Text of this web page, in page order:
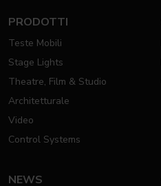
PRODOTTI
Teste Mobili
Stage Lights
Theatre, Film & Studio
Architetturale
Video
Control Systems
NEWS